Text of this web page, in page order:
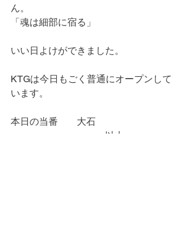
ん。
「魂は細部に宿る」
いい日よけができました。
KTGは今日もごく普通にオープンして
います。
本日の当番　　大石
以上。